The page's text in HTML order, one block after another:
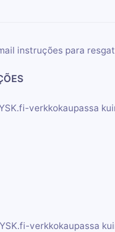
instruções para
verkkokaupassa
verkkokaupassa